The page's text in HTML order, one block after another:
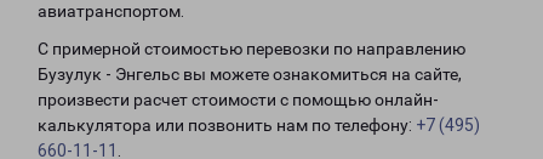
авиатранспортом.
С примерной стоимостью перевозки по направлению
Бузулук - Энгельс вы можете ознакомиться на сайте,
произвести расчет стоимости с помощью онлайн-
калькулятора или позвонить нам по телефону: +7 (495)
660-11-11